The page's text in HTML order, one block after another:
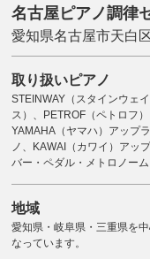
名古屋ピアノ調律
愛知県名古屋市天白
取り扱いピアノ
STEINWAY（スタインウェ
ス）、PETROF（ペトロフ
YAMAHA（ヤマハ）アップ
ノ、KAWAI（カワイ）アッ
バー・ペダル・メトロノー
地域
愛知県・岐阜県・三重県を
なっています。